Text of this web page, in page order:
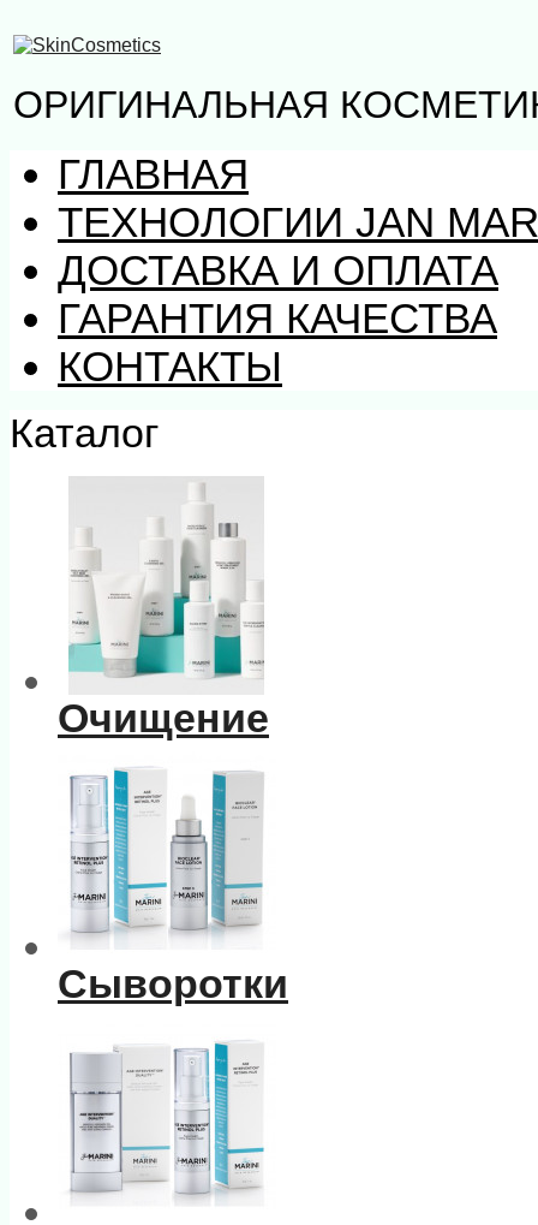
ОРИГИНАЛЬНАЯ
ГЛАВНАЯ
ТЕХНОЛОГИИ JAN
ДОСТАВКА И ОПЛАТА
ГАРАНТИЯ КАЧЕСТВА
КОНТАКТЫ
Каталог
Очищение
Сыворотки